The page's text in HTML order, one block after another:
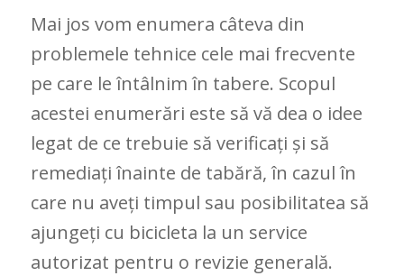
Mai jos vom enumera câteva din
problemele tehnice cele mai frecvente
pe care le întâlnim în tabere. Scopul
acestei enumerări este să vă dea o idee
legat de ce trebuie să verificați și să
remediați înainte de tabără, în cazul în
care nu aveți timpul sau posibilitatea să
ajungeți cu bicicleta la un service
autorizat pentru o revizie generală.